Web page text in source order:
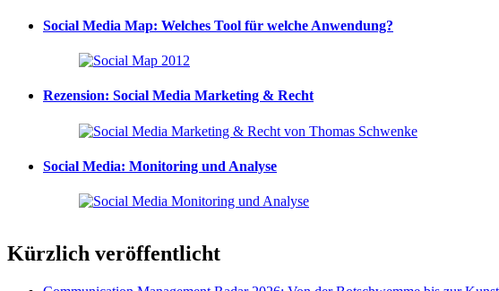
Social Media Map: Welches Tool für welche Anwendung?
Rezension: Social Media Marketing & Recht
Social Media: Monitoring und Analyse
Kürzlich veröffentlicht